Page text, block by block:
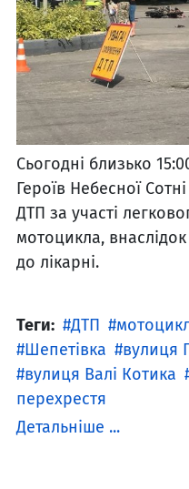
Сьогодні близько
Героїв Небесної
ДТП за участі
мотоцикла,
до лікарні.
Теги: ДТП
Шепетівка
вулиця
вулиця Валі Котика
перехрестя
Детальніше ...